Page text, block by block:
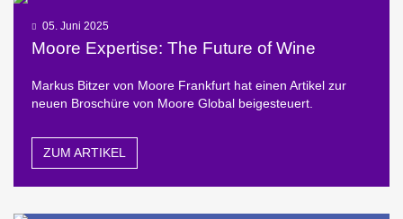
05. Juni 2025
Moore Expertise: The Future of Wine
Markus Bitzer von Moore Frankfurt hat einen Artikel zur
neuen Broschüre von Moore Global beigesteuert.
ZUM ARTIKEL